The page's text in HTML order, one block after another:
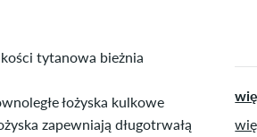
tytanowa bieżnia
łożyska kulkowe
zapewniają długotrwałą